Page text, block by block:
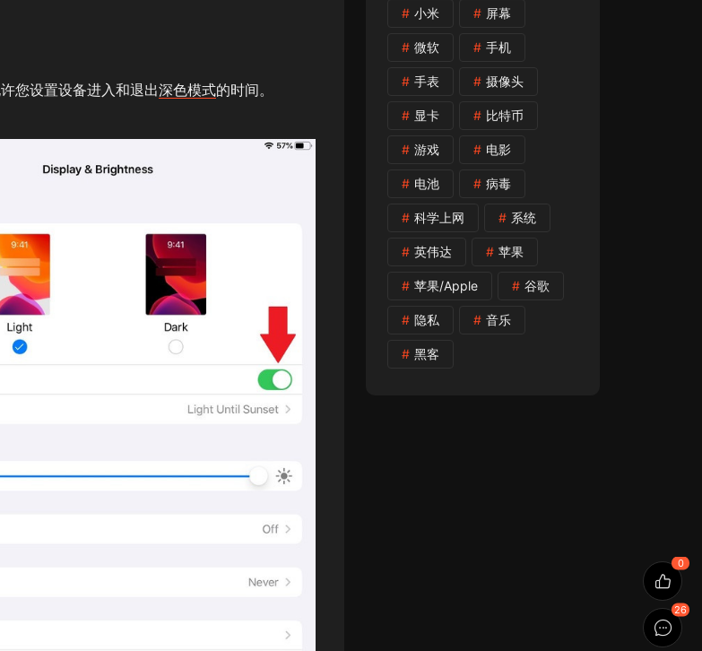
您设置设备进入和退出深色模式的时间。
小米 屏幕
微软 手机
手表 摄像头
显卡 比特币
游戏 电影
电池 病毒
科学上网 系统
英伟达 苹果
苹果/Apple 谷歌
隐私 音乐
黑客
0
26